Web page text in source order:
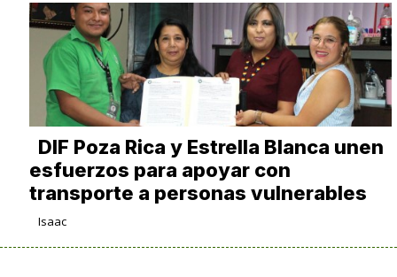
DIF Poza Rica y Estrella Blanca unen
esfuerzos para apoyar con
transporte a personas vulnerables
Isaac